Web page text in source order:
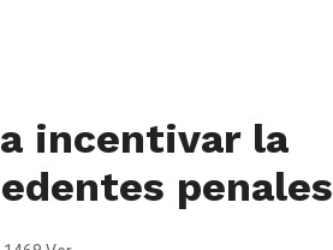
incentivar la
penales